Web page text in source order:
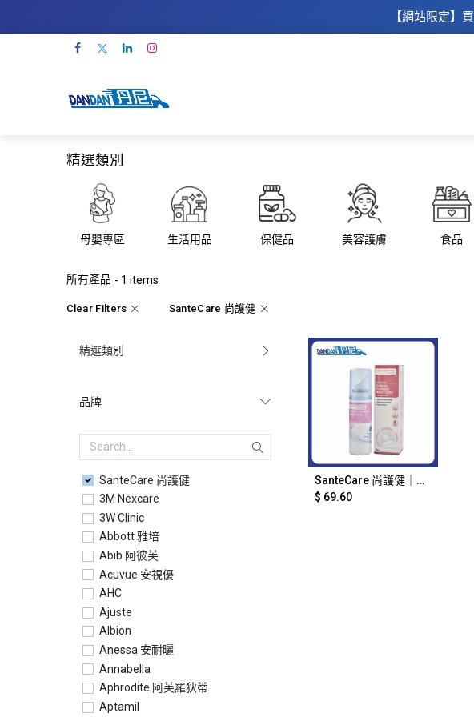
【網站限定】 買
精選類別
母嬰專區 生活用品 保健品 美容護膚 食品
所有產品 - 1 items
Clear Filters SanteCare 尚護健
精選類別
品牌
SanteCare 尚護健
3M Nexcare
3W Clinic
Abbott 雅培
Abib 阿彼芙
Acuvue 安視優
AHC
Ajuste
Albion
Anessa 安耐曬
Annabella
Aphrodite 阿芙羅狄蒂
Aptamil
Add to Cart
SanteCare 尚護健｜等滲海水鼻腔噴霧｜100ml｜5415
$ 69.60